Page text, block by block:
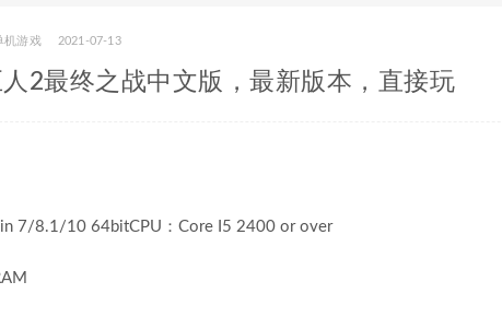
机游戏 2021-07-13
2最终之战中文版，最新版本，直接玩
7/8.1/10 64bitCPU：Core I5 2400 or over